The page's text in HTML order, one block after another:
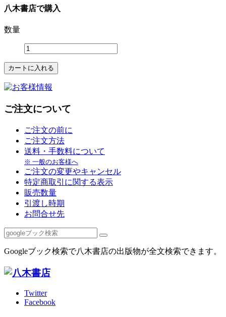
八木書店で購入
数量
ご注文について
ご注文の前に
ご注文方法
送料・手数料について
※ 一般のお客様へ
ご注文の変更やキャンセル
特定商取引に関する表示
販売数量
引渡し時期
お問合せ先
Googleブック検索で八木書店の出版物が全文検索できます。
Twitter
Facebook